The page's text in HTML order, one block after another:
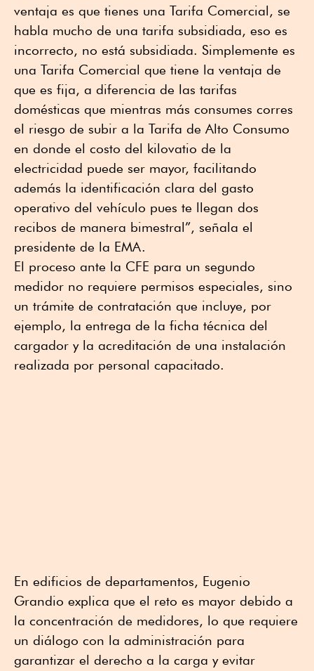
ventaja es que tienes una Tarifa Comercial, se
habla mucho de una tarifa subsidiada, eso es
incorrecto, no está subsidiada. Simplemente es
una Tarifa Comercial que tiene la ventaja de
que es fija, a diferencia de las tarifas
domésticas que mientras más consumes corres
el riesgo de subir a la Tarifa de Alto Consumo
en donde el costo del kilovatio de la
electricidad puede ser mayor, facilitando
además la identificación clara del gasto
operativo del vehículo pues te llegan dos
recibos de manera bimestral”, señala el
presidente de la EMA.
El proceso ante la CFE para un segundo
medidor no requiere permisos especiales, sino
un trámite de contratación que incluye, por
ejemplo, la entrega de la ficha técnica del
cargador y la acreditación de una instalación
realizada por personal capacitado.
En edificios de departamentos, Eugenio
Grandio explica que el reto es mayor debido a
la concentración de medidores, lo que requiere
un diálogo con la administración para
garantizar el derecho a la carga y evitar